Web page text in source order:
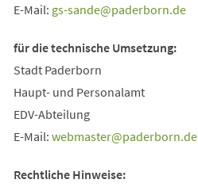
E-Mail: gs-sande paderborn de
für die technische Umsetzung:
Stadt Paderborn
Haupt- und Personalamt
EDV-Abteilung
E-Mail: webmaster paderborn de
Rechtliche Hinweise: